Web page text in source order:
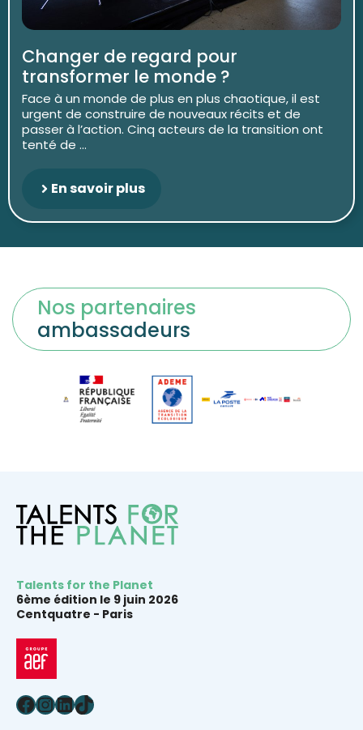
Changer de regard pour
transformer le monde ?
Face à un monde de plus en plus chaotique, il est
urgent de construire de nouveaux récits et de
passer à l’action. Cinq acteurs de la transition ont
tenté de ...
En savoir plus
Nos partenaires
ambassadeurs
Talents for the Planet
6ème édition le 9 juin 2026
Centquatre - Paris
Facebook
Instagram
LinkedIn
TikTok